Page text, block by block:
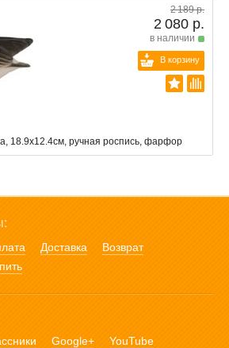
2 189 р.
2 080 р.
в наличии
В корзину
18.9x12.4см, ручная роспись, фарфор
Доставка
Возврат
Google+ YouTube